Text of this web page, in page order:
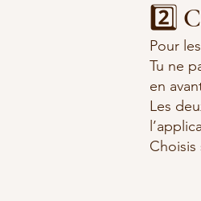
2️⃣
Pour
Tu ne
en
Les